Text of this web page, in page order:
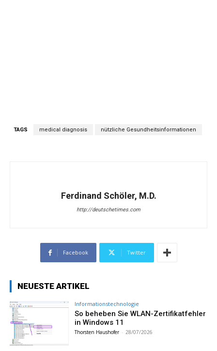
TAGS medical diagnosis nützliche Gesundheitsinformationen
Ferdinand Schöler, M.D.
http://deutschetimes.com
Facebook Twitter
NEUESTE ARTIKEL
Informationstechnologie
So beheben Sie WLAN-Zertifikatfehler
in Windows 11
Thorsten Haushofer - 28/07/2026